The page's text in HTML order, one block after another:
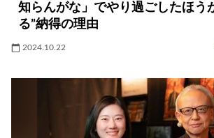
知らんがな」でやり過ごしたほう
る”納得の理由
2024.10.22